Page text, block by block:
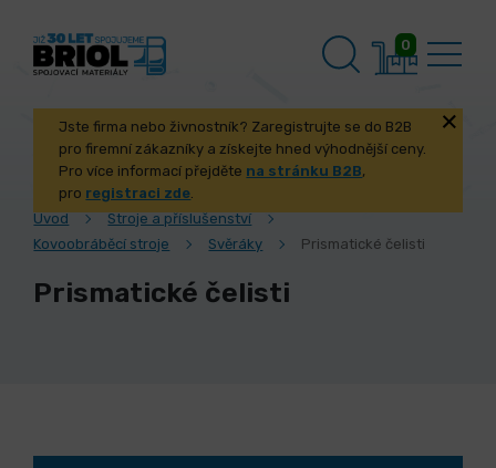
0
Jste firma nebo živnostník? Zaregistrujte se do B2B
pro firemní zákazníky a získejte hned výhodnější ceny.
Pro více informací přejděte na stránku B2B,
pro registraci zde.
Úvod
Stroje a příslušenství
Kovoobráběcí stroje
Svěráky Prismatické čelisti
Prismatické čelisti